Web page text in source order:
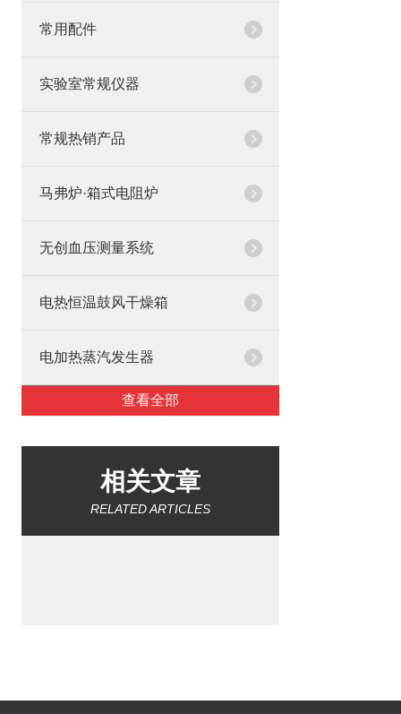
常用配件
实验室常规仪器
常规热销产品
马弗炉·箱式电阻炉
无创血压测量系统
电热恒温鼓风干燥箱
电加热蒸汽发生器
查看全部
相关文章
RELATED ARTICLES